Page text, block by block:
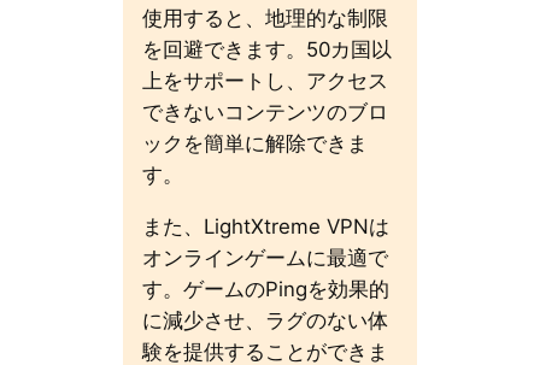
使用すると、地理的な制限
を回避できます。50カ国以
上をサポートし、アクセス
できないコンテンツのブロ
ックを簡単に解除できま
す。
また、LightXtreme VPNは
オンラインゲームに最適で
す。ゲームのPingを効果的
に減少させ、ラグのない体
験を提供することができま